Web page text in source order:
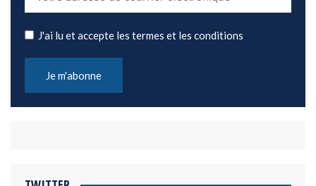
J'ai lu et accepte les termes et les conditions